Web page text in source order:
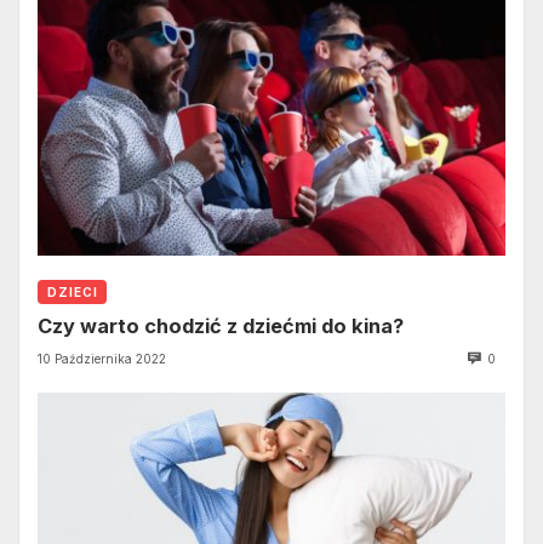
DZIECI
Czy warto chodzić z dziećmi do kina?
10 Października 2022 0